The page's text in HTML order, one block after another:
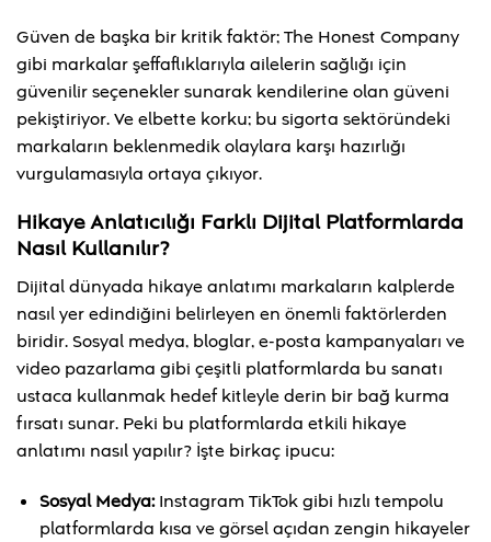
Güven de başka bir kritik faktör; The Honest Company
gibi markalar şeffaflıklarıyla ailelerin sağlığı için
güvenilir seçenekler sunarak kendilerine olan güveni
pekiştiriyor. Ve elbette korku; bu sigorta sektöründeki
markaların beklenmedik olaylara karşı hazırlığı
vurgulamasıyla ortaya çıkıyor.
Hikaye Anlatıcılığı Farklı Dijital Platformlarda
Nasıl Kullanılır?
Dijital dünyada hikaye anlatımı markaların kalplerde
nasıl yer edindiğini belirleyen en önemli faktörlerden
biridir. Sosyal medya, bloglar, e-posta kampanyaları ve
video pazarlama gibi çeşitli platformlarda bu sanatı
ustaca kullanmak hedef kitleyle derin bir bağ kurma
fırsatı sunar. Peki bu platformlarda etkili hikaye
anlatımı nasıl yapılır? İşte birkaç ipucu:
Sosyal Medya:Instagram TikTok gibi hızlı tempolu
platformlarda kısa ve görsel açıdan zengin hikayeler